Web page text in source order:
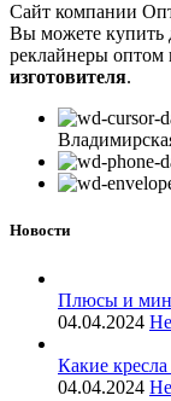
Сайт компании
Вы можете купить
реклайнеры оптом
изготовителя.
Новости
Плюсы и
04.04.2024
Какие
04.04.2024